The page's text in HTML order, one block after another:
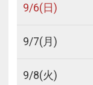
9/6(日)
9/7(月)
9/8(火)